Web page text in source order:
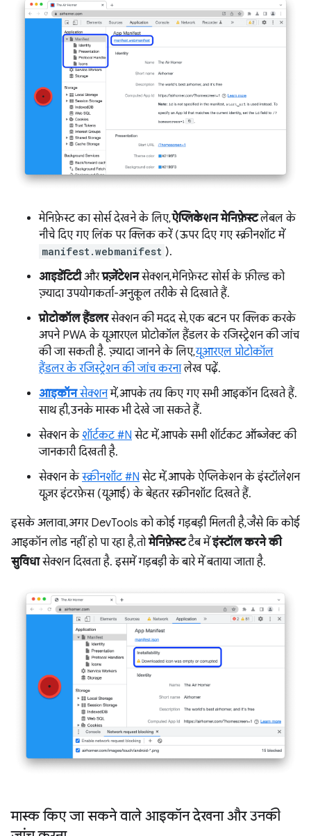
मेनिफ़ेस्ट का सोर्स देखने के लिए,ऐप्लिकेशन मेनिफ़ेस्टलेबल के
नीचे दिए गए लिंक पर क्लिक करें (ऊपर दिए गए स्क्रीनशॉट में
manifest.webmanifest ).
आइडेंटिटीऔरप्रज़ेंटेशनसेक्शन, मेनिफ़ेस्ट सोर्स के फ़ील्ड को
ज़्यादा उपयोगकर्ता-अनुकूल तरीके से दिखाते हैं.
प्रोटोकॉल हैंडलरसेक्शन की मदद से, एक बटन पर क्लिक करके
अपने PWA के यूआरएल प्रोटोकॉल हैंडलर के रजिस्ट्रेशन की जांच
की जा सकती है. ज़्यादा जानने के लिए,यूआरएल प्रोटोकॉल
हैंडलर के रजिस्ट्रेशन की जांच करनालेख पढ़ें.
आइकॉनसेक्शनमें, आपके तय किए गए सभी आइकॉन दिखते हैं.
साथ ही, उनके मास्क भी देखे जा सकते हैं.
सेक्शन केशॉर्टकट #N सेट में, आपके सभी शॉर्टकट ऑब्जेक्ट की
जानकारी दिखती है.
सेक्शन केस्क्रीनशॉट #N सेट में, आपके ऐप्लिकेशन के इंस्टॉलेशन
यूज़र इंटरफ़ेस (यूआई) के बेहतर स्क्रीनशॉट दिखते हैं.
इसके अलावा, अगर DevTools को कोई गड़बड़ी मिलती है, जैसे कि कोई
आइकॉन लोड नहीं हो पा रहा है, तोमेनिफ़ेस्टटैब मेंइंस्टॉल करने की
सुविधासेक्शन दिखता है. इसमें गड़बड़ी के बारे में बताया जाता है.
मास्क किए जा सकने वाले आइकॉन देखना और उनकी